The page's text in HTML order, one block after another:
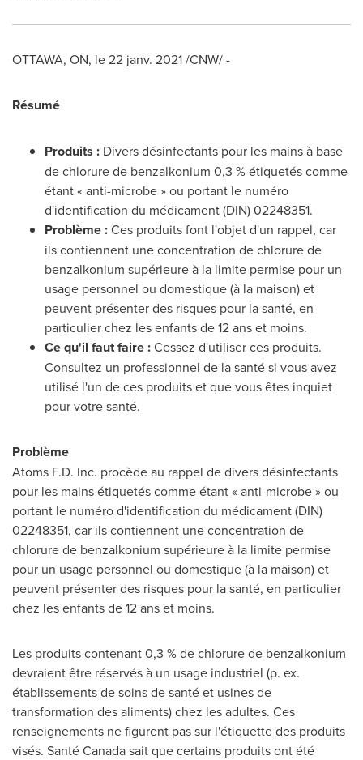
OTTAWA, ON, le 22 janv. 2021 /CNW/ -
Résumé
Produits : Divers désinfectants pour les mains à base
de chlorure de benzalkonium 0,3 % étiquetés comme
étant « anti-microbe » ou portant le numéro
d'identification du médicament (DIN) 02248351.
Problème :Ces produits font l'objet d'un rappel, car
ils contiennent une concentration de chlorure de
benzalkonium supérieure à la limite permise pour un
usage personnel ou domestique (à la maison) et
peuvent présenter des risques pour la santé, en
particulier chez les enfants de 12 ans et moins.
Ce qu'il faut faire :Cessez d'utiliser ces produits.
Consultez un professionnel de la santé si vous avez
utilisé l'un de ces produits et que vous êtes inquiet
pour votre santé.
Problème
Atoms F.D. Inc. procède au rappel de divers désinfectants
pour les mains étiquetés comme étant « anti-microbe » ou
portant le numéro d'identification du médicament (DIN)
02248351, car ils contiennent une concentration de
chlorure de benzalkonium supérieure à la limite permise
pour un usage personnel ou domestique (à la maison) et
peuvent présenter des risques pour la santé, en particulier
chez les enfants de 12 ans et moins.
Les produits contenant 0,3 % de chlorure de benzalkonium
devraient être réservés à un usage industriel (p. ex.
établissements de soins de santé et usines de
transformation des aliments) chez les adultes. Ces
renseignements ne figurent pas sur l'étiquette des produits
visés. Santé Canada sait que certains produits ont été